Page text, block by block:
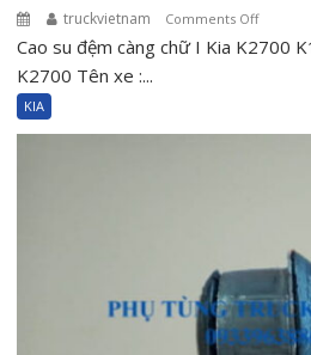
truckvietnam Comments Offon
Cao
K190
Cao su đệm càng chữ I Kia K2700
K2700 Tên xe :...
KIA